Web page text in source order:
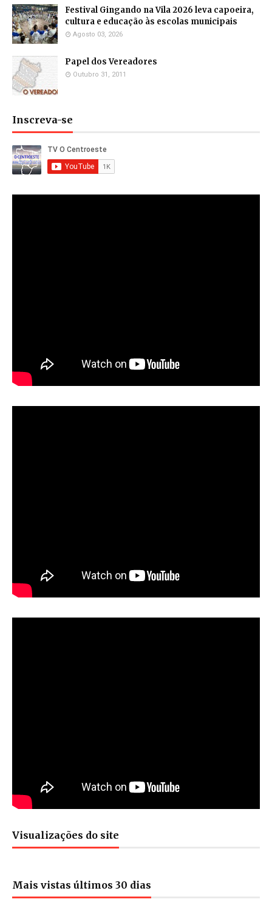
Festival Gingando na Vila 2026 leva capoeira,
cultura e educação às escolas municipais
Agosto 03, 2026
Papel dos Vereadores
Outubro 31, 2011
Inscreva-se
Visualizações do site
Mais vistas últimos 30 dias